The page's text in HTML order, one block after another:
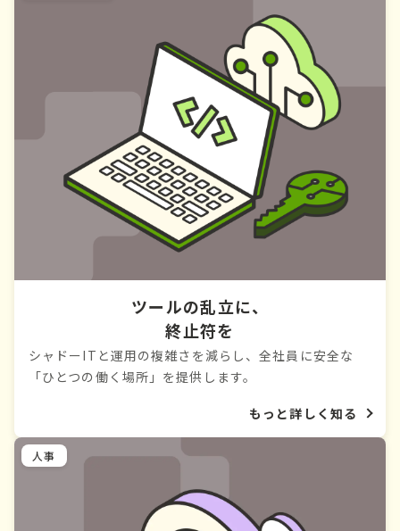
ツールの乱立に、
終止符を
シャドーITと運用の複雑さを減らし、全社員に安全な
「ひとつの働く場所」を提供します。
もっと詳しく知る
人事